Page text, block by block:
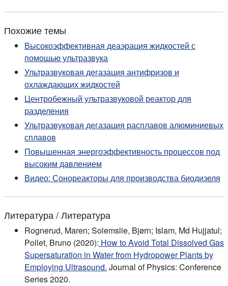
Похожие темы
Высокоэффективная деаэрация жидкостей с
помощью ультразвука
Ультразвуковая дегазация антифризов и
охлаждающих жидкостей
Центробежный ультразвуковой реактор для
разделения
Ультразвуковая дегазация расплавов алюминиевых
сплавов
Повышенная энергоэффективность процессов под
высоким давлением
Видео: Сонореакторы для производства биодизеля
Литература / Литература
Rognerud, Maren; Solemslie, Bjørn; Islam, Md Hujjatul;
Pollet, Bruno (2020): How to Avoid Total Dissolved Gas
Supersaturation in Water from Hydropower Plants by
Employing Ultrasound. Journal of Physics: Conference
Series 2020.